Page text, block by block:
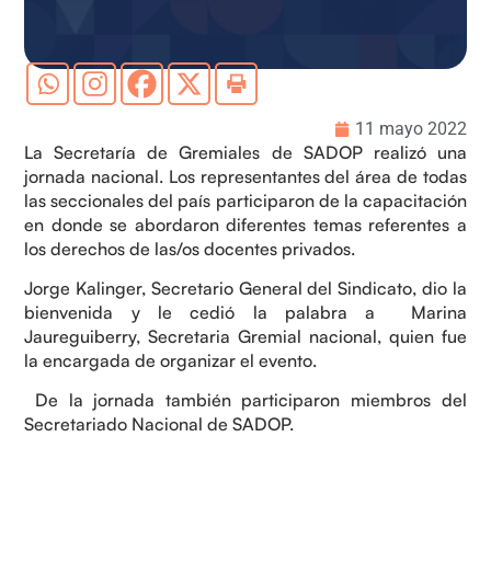
11 mayo 2022
La Secretaría de Gremiales de SADOP realizó una
jornada nacional. Los representantes del área de todas
las seccionales del país participaron de la capacitación
en donde se abordaron diferentes temas referentes a
los derechos de las/os docentes privados.
Jorge Kalinger, Secretario General del Sindicato, dio la
bienvenida y le cedió la palabra a Marina
Jaureguiberry, Secretaria Gremial nacional, quien fue
la encargada de organizar el evento.
De la jornada también participaron miembros del
Secretariado Nacional de SADOP.